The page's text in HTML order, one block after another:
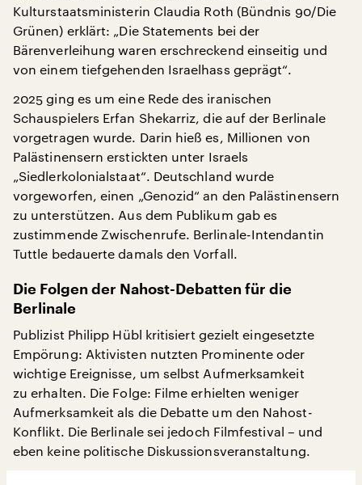
Kulturstaatsministerin Claudia Roth (Bündnis 90/Die
Grünen) erklärt: „Die Statements bei der
Bärenverleihung waren erschreckend einseitig und
von einem tiefgehenden Israelhass geprägt“.
2025 ging es um eine Rede des iranischen
Schauspielers Erfan Shekarriz, die auf der Berlinale
vorgetragen wurde. Darin hieß es, Millionen von
Palästinensern erstickten unter Israels
„Siedlerkolonialstaat“. Deutschland wurde
vorgeworfen, einen „Genozid“ an den Palästinensern
zu unterstützen. Aus dem Publikum gab es
zustimmende Zwischenrufe. Berlinale-Intendantin
Tuttle bedauerte damals den Vorfall.
Die Folgen der Nahost-Debatten für die
Berlinale
Publizist Philipp Hübl kritisiert gezielt eingesetzte
Empörung: Aktivisten nutzten Prominente oder
wichtige Ereignisse, um selbst Aufmerksamkeit
zu erhalten. Die Folge: Filme erhielten weniger
Aufmerksamkeit als die Debatte um den Nahost-
Konflikt. Die Berlinale sei jedoch Filmfestival – und
eben keine politische Diskussionsveranstaltung.